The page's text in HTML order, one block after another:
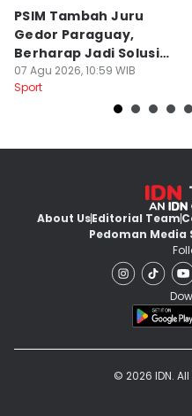
PSIM Tambah Juru
Gedor Paraguay,
Berharap Jadi Solusi
Minimnya Pencetak Gol
07 Agu 2026, 10:59 WIB
Sport
About UsEditorial Team
Pedoman Media
© 2026 IDN.